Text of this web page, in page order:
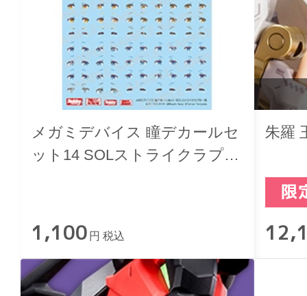
メガミデバイス 瞳デカールセ
ット14 SOLストライクラプタ
1,100 円 税込
朱羅